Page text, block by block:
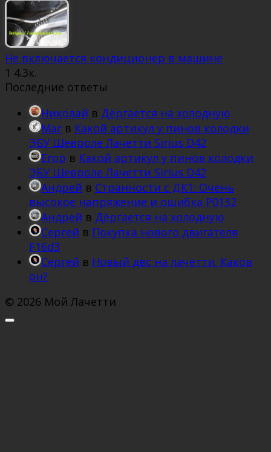
Не включается кондиционер в машине
1 4.3к.
Последние ответы
Николай в Дёргается на холодную
Mar в Какой артикул у пинов колодки
ЭБУ Шевроле Лачетти Sirius D42
Егор в Какой артикул у пинов колодки
ЭБУ Шевроле Лачетти Sirius D42
Андрей в Странности с ДК1: Очень
высокое напряжение и ошибка Р0132
Андрей в Дёргается на холодную
Сергей в Покупка нового двигателя
F16d3
Сергей в Новый двс на лачетти. Каков
он?
© 2026 Мой Лачетти